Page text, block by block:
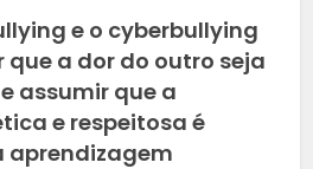
e o cyberbullying
que a dor do outro seja
assumir que a
e respeitosa é
aprendizagem